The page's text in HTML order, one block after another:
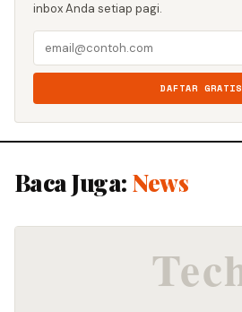
inbox Anda setiap pagi.
DAFTAR GRATIS
Baca Juga: News